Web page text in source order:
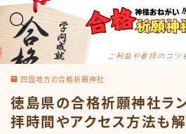
ご利益や参拝のコツ
MENU
四国地方の合格祈願神社
徳島県の合格祈願神社ラ
拝時間やアクセス方法も解